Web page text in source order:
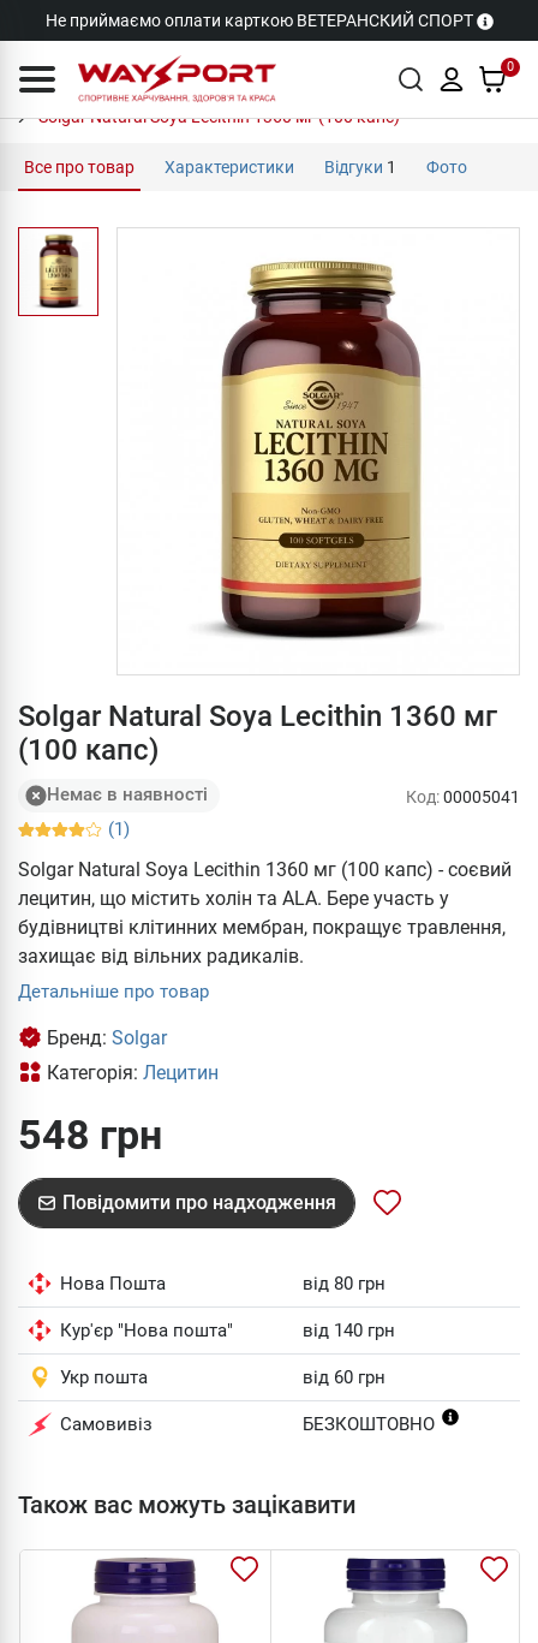
Не приймаємо оплати карткою ВЕТЕРАНСКИЙ СПОРТ
0
Solgar Natural Soya Lecithin 1360 мг (100 капс)
Все про товар Характеристики Відгуки 1 Фото
Solgar Natural Soya Lecithin 1360 мг
(100 капс)
Немає в наявності
(1)
Код:00005041
Solgar Natural Soya Lecithin 1360 мг (100 капс) - соєвий
лецитин, що містить холін та ALA. Бере участь у
будівництві клітинних мембран, покращує травлення,
захищає від вільних радикалів.
Детальніше про товар
Бренд: Solgar
Категорія: Лецитин
548 грн
Повідомити про надходження
Нова Пошта від 80 грн
Кур'єр "Нова пошта" від 140 грн
Укр пошта від 60 грн
Самовивіз БЕЗКОШТОВНО
Також вас можуть зацікавити